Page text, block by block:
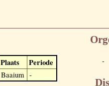
Plaats Periode
Baaium -
-